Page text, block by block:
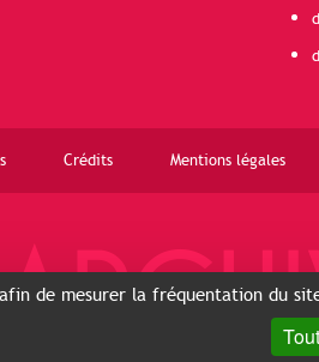
Crédits Mentions légales
de mesurer la fréquentation du